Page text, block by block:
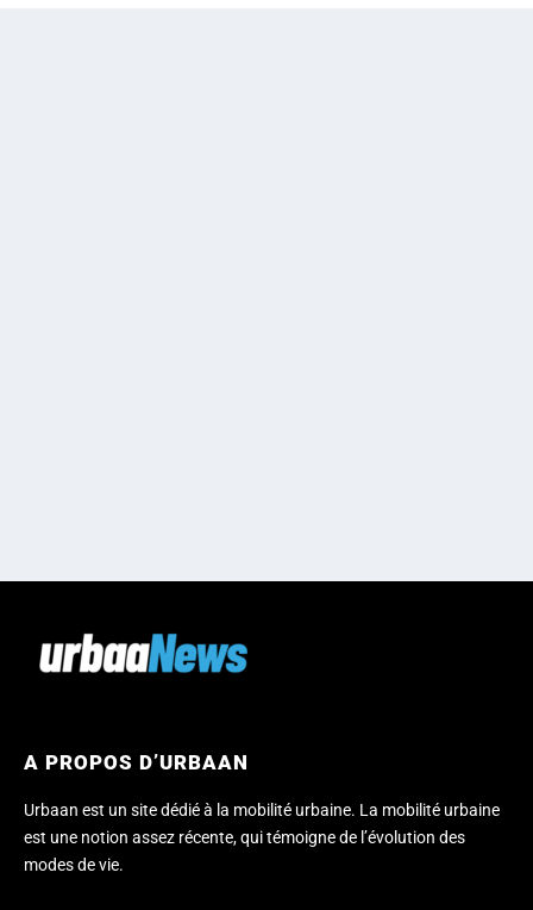
A PROPOS D’URBAAN
Urbaan est un site dédié à la mobilité urbaine. La mobilité urbaine
est une notion assez récente, qui témoigne de l’évolution des
modes de vie.